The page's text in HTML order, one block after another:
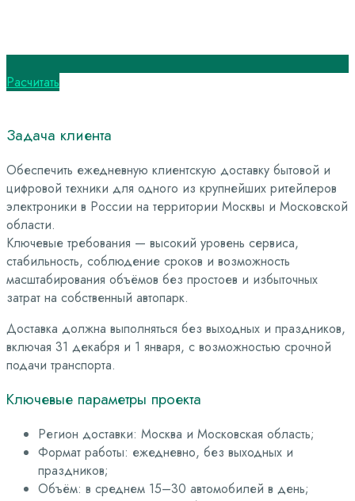
Расчитать
Задача клиента
Обеспечить ежедневную клиентскую доставку бытовой и
цифровой техники для одного из крупнейших ритейлеров
электроники в России на территории Москвы и Московской
области.
Ключевые требования — высокий уровень сервиса,
стабильность, соблюдение сроков и возможность
масштабирования объёмов без простоев и избыточных
затрат на собственный автопарк.
Доставка должна выполняться без выходных и праздников,
включая 31 декабря и 1 января, с возможностью срочной
подачи транспорта.
Ключевые параметры проекта
Регион доставки: Москва и Московская область;
Формат работы: ежедневно, без выходных и
праздников;
Объём: в среднем 15–30 автомобилей в день;